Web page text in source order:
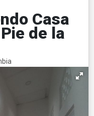
Casa
de la